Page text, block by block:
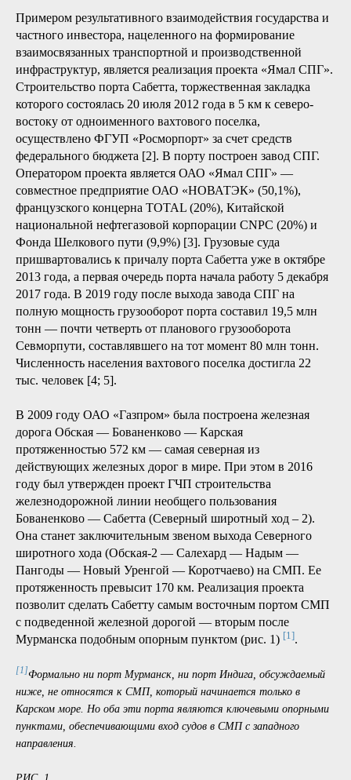
Примером результативного взаимодействия государства и
частного инвестора, нацеленного на формирование
взаимосвязанных транспортной и производственной
инфраструктур, является реализация проекта «Ямал СПГ».
Строительство порта Сабетта, торжественная закладка
которого состоялась 20 июля 2012 года в 5 км к северо-
востоку от одноименного вахтового поселка,
осуществлено ФГУП «Росморпорт» за счет средств
федерального бюджета [2]. В порту построен завод СПГ.
Оператором проекта является ОАО «Ямал СПГ» —
совместное предприятие ОАО «НОВАТЭК» (50,1%),
французского концерна TOTAL (20%), Китайской
национальной нефтегазовой корпорации CNPC (20%) и
Фонда Шелкового пути (9,9%) [3]. Грузовые суда
пришвартовались к причалу порта Сабетта уже в октябре
2013 года, а первая очередь порта начала работу 5 декабря
2017 года. В 2019 году после выхода завода СПГ на
полную мощность грузооборот порта составил 19,5 млн
тонн — почти четверть от планового грузооборота
Севморпути, составлявшего на тот момент 80 млн тонн.
Численность населения вахтового поселка достигла 22
тыс. человек [4; 5].
В 2009 году ОАО «Газпром» была построена железная
дорога Обская — Бованенково — Карская
протяженностью 572 км — самая северная из
действующих железных дорог в мире. При этом в 2016
году был утвержден проект ГЧП строительства
железнодорожной линии необщего пользования
Бованенково — Сабетта (Северный широтный ход – 2).
Она станет заключительным звеном выхода Северного
широтного хода (Обская-2 — Салехард — Надым —
Пангоды — Новый Уренгой — Коротчаево) на СМП. Ее
протяженность превысит 170 км. Реализация проекта
позволит сделать Сабетту самым восточным портом СМП
с подведенной железной дорогой — вторым после
Мурманска подобным опорным пунктом (рис. 1) [1].
[1]Формально ни порт Мурманск, ни порт Индига, обсуждаемый
ниже, не относятся к СМП, который начинается только в
Карском море. Но оба эти порта являются ключевыми опорными
пунктами, обеспечивающими вход судов в СМП с западного
направления.